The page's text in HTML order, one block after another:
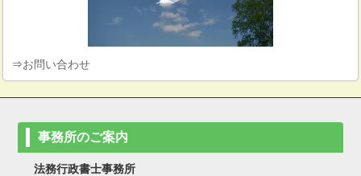
⇒お問い合わせ
事務所のご案内
法務行政書士事務所